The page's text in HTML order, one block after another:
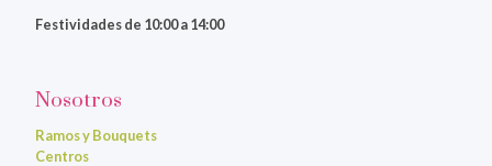
Festividades de 10:00 a 14:00
Nosotros
Ramos y Bouquets
Centros